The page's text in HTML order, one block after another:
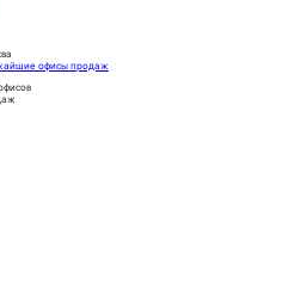
офисы продаж